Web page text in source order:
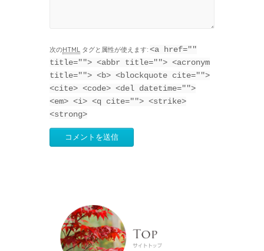
次のHTML タグと属性が使えます: <a href=""
title=""> <abbr title=""> <acronym
title=""> <b> <blockquote cite="">
<cite> <code> <del datetime="">
<em> <i> <q cite=""> <strike>
<strong>